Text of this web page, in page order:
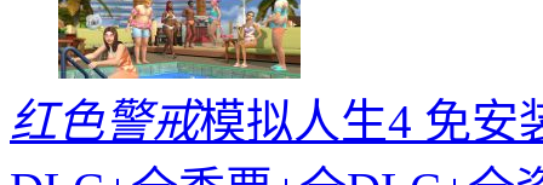
红色警戒模拟人生4 免安